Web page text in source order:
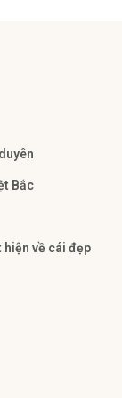
Bắc
hiện về cái đẹp